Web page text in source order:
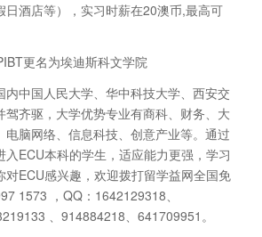
日酒店等），实习时薪在20澳币,最高可
内中国人民大学、华中科技大学、西安交
驾齐驱，大学优势专业有商科、财务、大
电脑网络、信息科技、创意产业等。通过
入ECU本科的学生，适应能力更强，学习
对ECU感兴趣，欢迎拨打留学益网全国免
1573 ，QQ：1642129318、
、914884218、641709951。